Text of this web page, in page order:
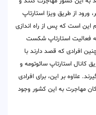
از طریق ویزا استارتاپ
است که پس از راه اندازی
فعالیت استارتاپ شکست
افرادی که قصد دارند با
کانال استارتاپ سائوتومه و
علاوه بر این، برای افرادی
مهاجرت به این کشور وجود